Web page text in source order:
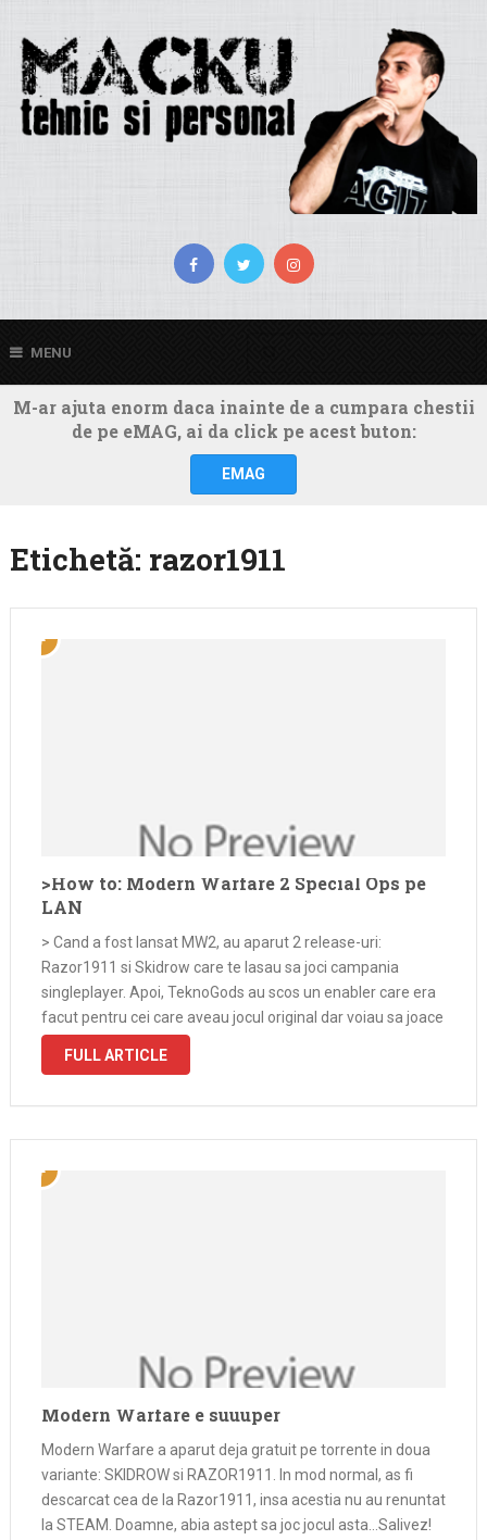
MENU
M-ar ajuta enorm daca inainte de a cumpara chestii
de pe eMAG, ai da click pe acest buton:
EMAG
Etichetă: razor1911
>How to: Modern Warfare 2 Special Ops pe
LAN
> Cand a fost lansat MW2, au aparut 2 release-uri:
Razor1911 si Skidrow care te lasau sa joci campania
singleplayer. Apoi, TeknoGods au scos un enabler care era
facut pentru cei care aveau jocul original dar voiau sa joace
Special Ops intr-o retea LAN. Sa zicem …
FULL ARTICLE
Modern Warfare e suuuper
Modern Warfare a aparut deja gratuit pe torrente in doua
variante: SKIDROW si RAZOR1911. In mod normal, as fi
descarcat cea de la Razor1911, insa acestia nu au renuntat
la STEAM. Doamne, abia astept sa joc jocul asta…Salivez!